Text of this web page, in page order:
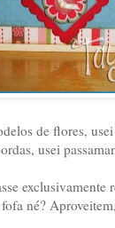
de flores,
usei
né?